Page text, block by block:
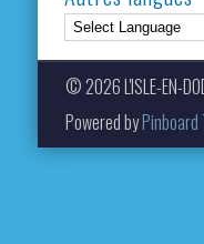
© 2026 L'ISLE-EN-
Powered byPinboard